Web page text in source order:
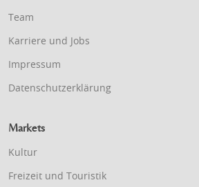
Team
Karriere und Jobs
Impressum
Datenschutzerklärung
Markets
Kultur
Freizeit und Touristik